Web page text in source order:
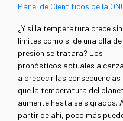
Panel de Científicos de la
¿Y si la temperatura crece sin
límites como si de una olla de
presión se tratara? Los
pronósticos actuales
a predecir las consecuencias
que la temperatura del
aumente hasta seis grados.
partir de ahí, poco más